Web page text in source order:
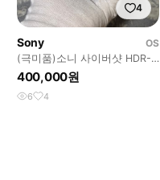
4
Sony
OS
(극미품)소니 사이버샷 HDR-
CX550V 빈티지 디지털 캠코
더
400,000원
6 4